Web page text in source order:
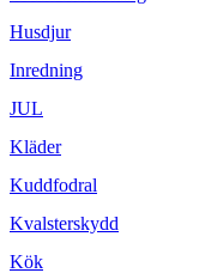
Husdjur
Inredning
JUL
Kläder
Kuddfodral
Kvalsterskydd
Kök